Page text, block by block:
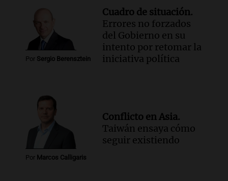
Por Sergio Berensztein
Cuadro de situación.
Errores no forzados
del Gobierno en su
intento por retomar la
iniciativa política
Por Marcos Calligaris
Conflicto en Asia.
Taiwán ensaya cómo
seguir existiendo